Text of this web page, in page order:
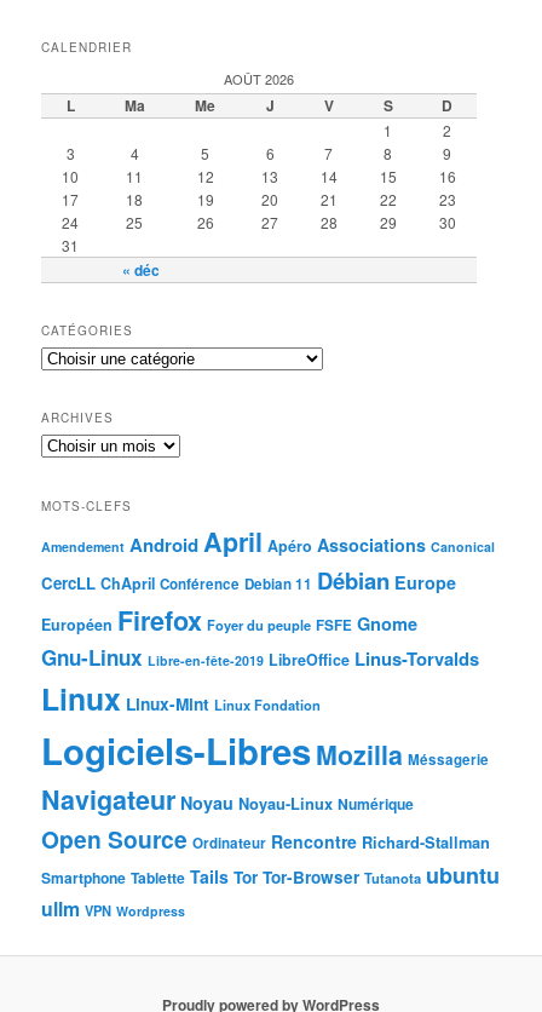
CALENDRIER
AOÛT 2026
L Ma Me J V S D
« déc
1
2
3
4 5 6 7 8
9
10
11 12 13 14 15
16
17
18 19 20 21 22
23
24
25 26 27 28 29
30
31
CATÉGORIES
ARCHIVES
MOTS-CLEFS
Amendement AndroidApril Apéro Associations Canonical
CercLL ChApril Conférence Debian 11 Débian Europe
Européen Firefox Foyer du peuple FSFE Gnome
Gnu-Linux Libre-en-fête-2019 LibreOffice Linus-Torvalds
Linux Linux-Mint Linux Fondation
Logiciels-LibresMozilla Méssagerie
Navigateur Noyau Noyau-Linux Numérique
Open Source Ordinateur Rencontre Richard-Stallman
Smartphone Tablette Tails Tor Tor-Browser Tutanota ubuntu
ullm VPN Wordpress
Proudly powered by WordPress